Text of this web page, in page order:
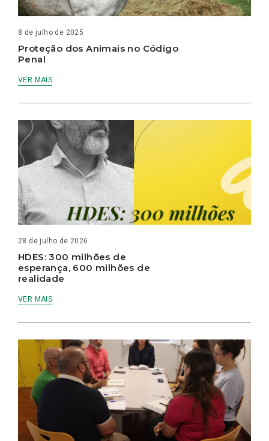
8 de julho de 2025
Proteção dos Animais no Código
Penal
VER MAIS
28 de julho de 2026
HDES: 300 milhões de
esperança, 600 milhões de
realidade
VER MAIS